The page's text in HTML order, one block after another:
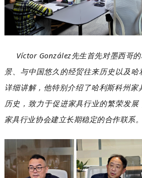
Víctor González先生首先对墨西哥
景、与中国悠久的经贸往来历史以及
详细讲解，他特别介绍了哈利斯科州家
历史，致力于促进家具行业的繁荣发
家具行业协会建立长期稳定的合作联系。